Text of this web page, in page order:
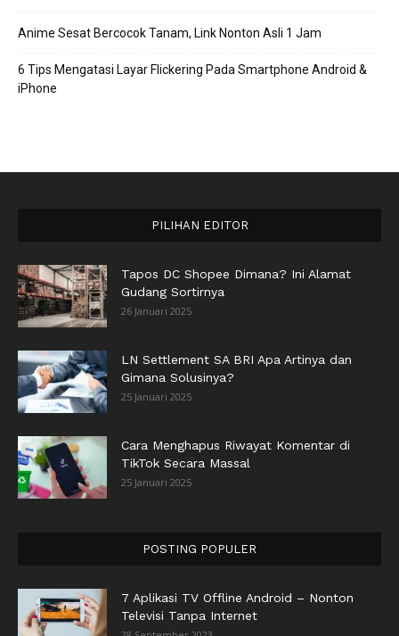
Anime Sesat Bercocok Tanam, Link Nonton Asli 1 Jam
6 Tips Mengatasi Layar Flickering Pada Smartphone Android &
iPhone
PILIHAN EDITOR
Tapos DC Shopee Dimana? Ini Alamat
Gudang Sortirnya
26 Januari 2025
LN Settlement SA BRI Apa Artinya dan
Gimana Solusinya?
25 Januari 2025
Cara Menghapus Riwayat Komentar di
TikTok Secara Massal
25 Januari 2025
POSTING POPULER
7 Aplikasi TV Offline Android – Nonton
Televisi Tanpa Internet